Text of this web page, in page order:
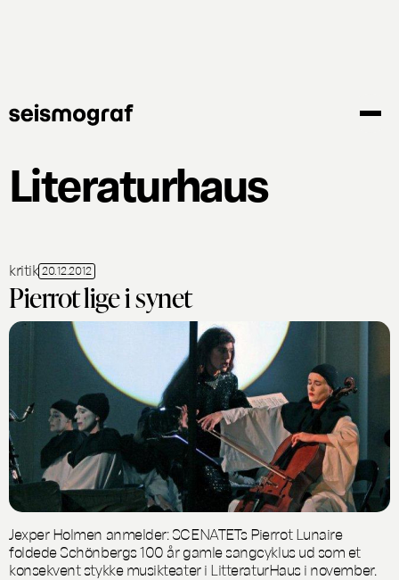
Literaturhaus
kritik 20.12.2012
Pierrot lige i synet
Jexper Holmen anmelder: SCENATETs Pierrot Lunaire
foldede Schönbergs 100 år gamle sangcyklus ud som et
konsekvent stykke musikteater i LitteraturHaus i november.